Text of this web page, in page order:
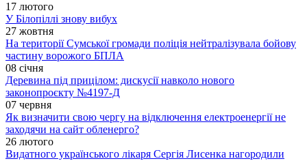
17 лютого
У Білопіллі знову вибух
27 жовтня
На території Сумської громади поліція нейтралізувала бойову
частину ворожого БПЛА
08 січня
Деревина під прицілом: дискусії навколо нового
законопроєкту №4197-Д
07 червня
Як визначити свою чергу на відключення електроенергії не
заходячи на сайт обленерго?
26 лютого
Видатного українського лікаря Сергія Лисенка нагородили